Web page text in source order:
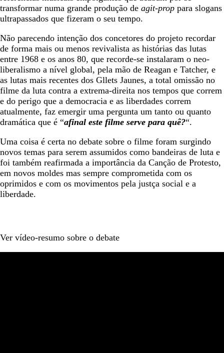
transformar numa grande produção de agit-prop para slogans
ultrapassados que fizeram o seu tempo.
Não parecendo intenção dos concetores do projeto recordar
de forma mais ou menos revivalista as histórias das lutas
entre 1968 e os anos 80, que recorde-se instalaram o neo-
liberalismo a nível global, pela mão de Reagan e Tatcher, e
as lutas mais recentes dos Gllets Jaunes, a total omissão no
filme da luta contra a extrema-direita nos tempos que correm
e do perigo que a democracia e as liberdades correm
atualmente, faz emergir uma pergunta um tanto ou quanto
dramática que é “afinal este filme serve para quê?“.
Uma coisa é certa no debate sobre o filme foram surgindo
novos temas para serem assumidos como bandeiras de luta e
foi também reafirmada a importância da Canção de Protesto,
em novos moldes mas sempre comprometida com os
oprimidos e com os movimentos pela justça social e a
liberdade.
Ver vídeo-resumo sobre o debate